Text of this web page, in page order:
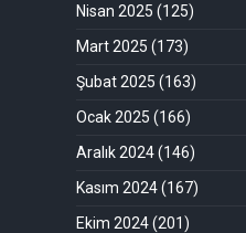
Nisan 2025 (125)
Mart 2025 (173)
Şubat 2025 (163)
Ocak 2025 (166)
Aralık 2024(146)
Kasım 2024(167)
Ekim 2024(201)